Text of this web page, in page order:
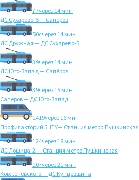
77через 14 мин
ДС Сухарево-5 — Сапёров
50счерез 14 мин
ДС Дружная — ДС Сухарево-5
39через 14 мин
ДС Юго-Запад — Сапёров
39через 15 мин
Саперов — ДС Юго-Запад
1419через 16 мин
Профилакторий БНТУ— Станция метро Пушкинская
124через 18 мин
ДС Лошица-2 — Станция метро Пушкинская
107через 21 мин
Корженевского — ДС Кунцевщина